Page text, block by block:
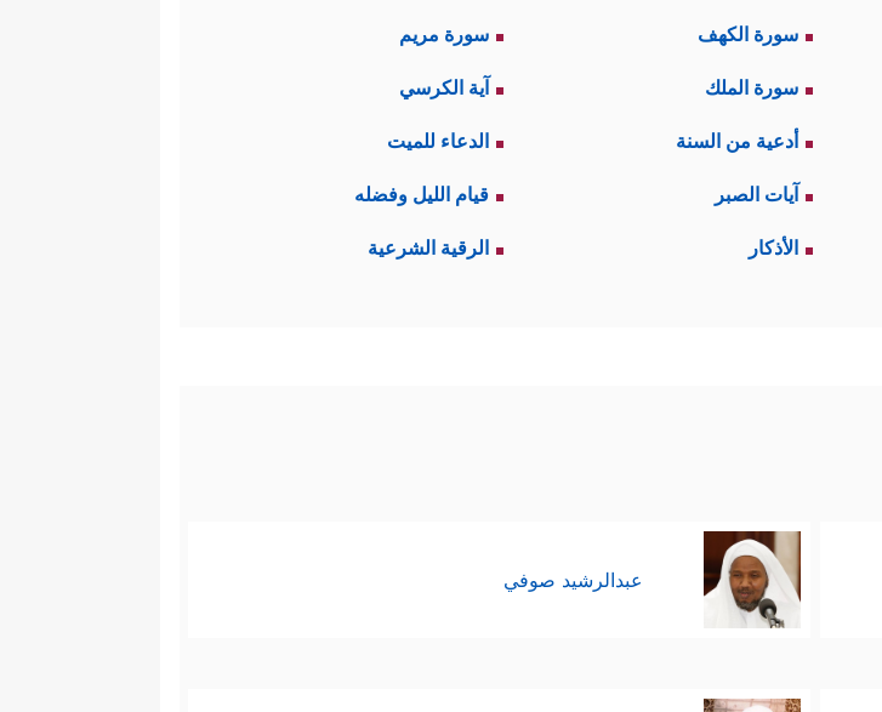
سورة الكهف سورة مريم
سورة الملك آية الكرسي
أدعية من السنة الدعاء للميت
آيات الصبر قيام الليل وفضله
الأذكار الرقية الشرعية
عبدالرشيد صوفي